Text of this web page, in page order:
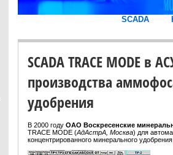
SCADA
SCADA TRACE MODE
производства
удобрения
В 2000 году ОАО Воскресенские
TRACE MODE (АдАстрА, Москва) для
концентрированного минерального